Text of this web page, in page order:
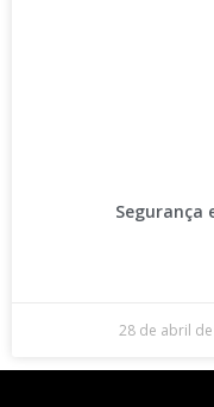
Segurança
28 de abril